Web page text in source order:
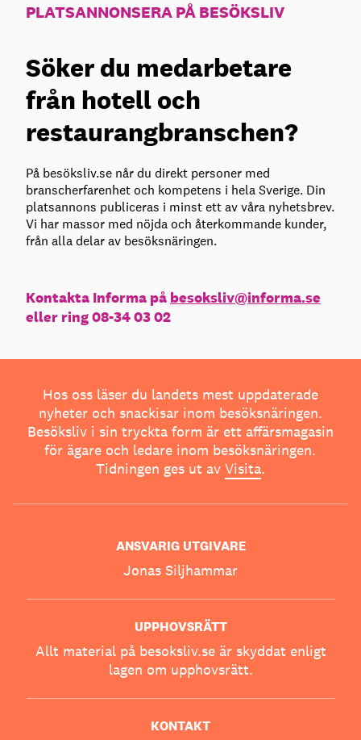
PLATSANNONSERA PÅ BESÖKSLIV
Söker du medarbetare
från hotell och
restaurangbranschen?
På besöksliv.se når du direkt personer med
branscherfarenhet och kompetens i hela Sverige. Din
platsannons publiceras i minst ett av våra nyhetsbrev.
Vi har massor med nöjda och återkommande kunder,
från alla delar av besöksnäringen.
Kontakta Informa på besoksliv@informa.se
eller ring 08-34 03 02
Hos oss läser du landets mest uppdaterade
nyheter och snackisar inom besöksnäringen.
Besöksliv i sin tryckta form är ett affärsmagasin
för ägare och ledare inom besöksnäringen.
Tidningen ges ut av Visita.
ANSVARIG UTGIVARE
Jonas Siljhammar
UPPHOVSRÄTT
Allt material på besoksliv.se är skyddat enligt
lagen om upphovsrätt.
KONTAKT